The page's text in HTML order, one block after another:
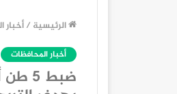
الرئيسية /أخبار
أخبار المحافظات
ضبط